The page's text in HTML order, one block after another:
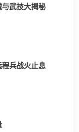
武技大揭秘
兵战火止息